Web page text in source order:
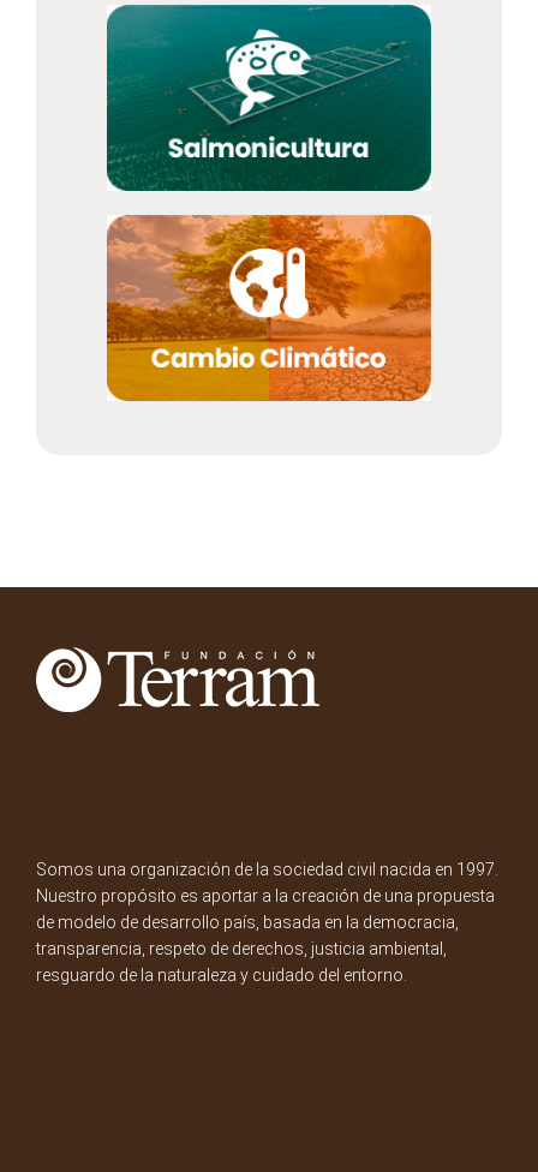
Somos una organización de la sociedad civil nacida en 1997.
Nuestro propósito es aportar a la creación de una propuesta
de modelo de desarrollo país, basada en la democracia,
transparencia, respeto de derechos, justicia ambiental,
resguardo de la naturaleza y cuidado del entorno.